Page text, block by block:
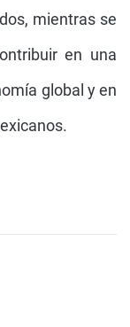
mientras se
en una
global y en